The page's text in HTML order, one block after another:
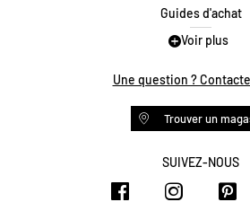
Guides d'achat
Guide des tailles
Programme de
Conditions des
Livraison et retours
Voir plus
Une question ?
Trouver un
SUIVEZ-NOUS
https://https://